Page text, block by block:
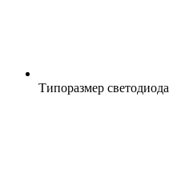
Типоразмер светодиода